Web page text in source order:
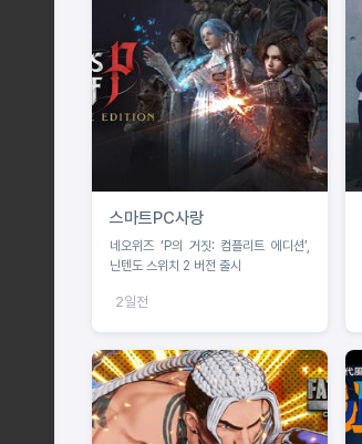
스마트PC사랑
네오위즈 ‘P의 거짓: 컴플리트 에디션’,
닌텐도 스위치 2 버전 출시
2일전